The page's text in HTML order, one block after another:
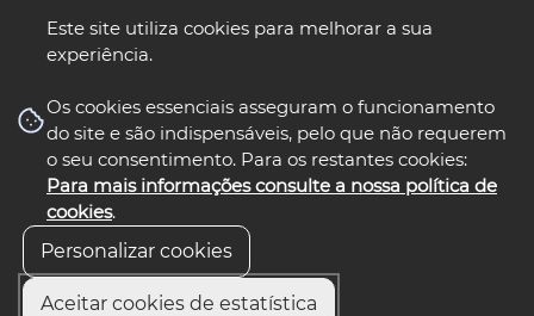
Este site utiliza cookies para melhorar a sua
experiência.
Os cookies essenciais asseguram o funcionamento
do site e são indispensáveis, pelo que não requerem
o seu consentimento. Para os restantes cookies:
Para mais informações consulte a nossa política de
cookies.
Personalizar cookies
Aceitar cookies de estatística
nos select language